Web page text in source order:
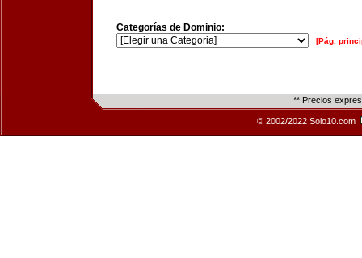
Categorías de Dominio:
[Pág.
** Precios
© 2002/2022 Solo10.com